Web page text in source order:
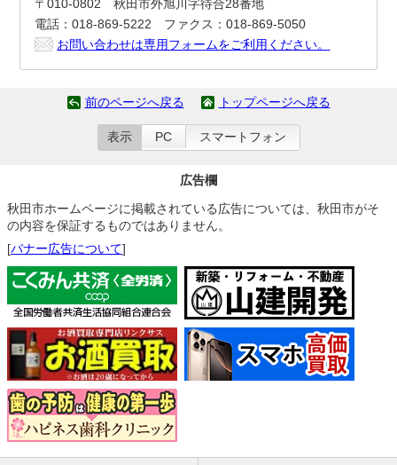
〒010-0802 秋田市外旭川字待合28番地
電話：018-869-5222 ファクス：018-869-5050
お問い合わせは専用フォームをご利用ください。
前のページへ戻る トップページへ戻る
表示 PC スマートフォン
広告欄
秋田市ホームページに掲載されている広告については、秋田市がそ
の内容を保証するものではありません。
[バナー広告について]